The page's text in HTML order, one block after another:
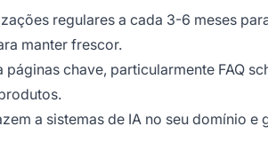
regulares a cada 3-6 meses
manter frescor.
chave, particularmente FAQ
a sistemas de IA no seu domínio e